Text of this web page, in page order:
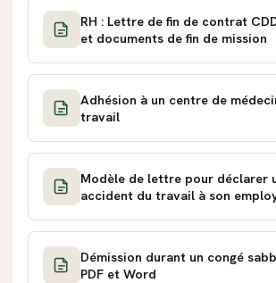
RH : Lettre de fin de contrat
et documents de fin de mission
Adhésion à un centre de
travail
Modèle de lettre pour déclarer
accident du travail à son
Démission durant un congé
PDF et Word